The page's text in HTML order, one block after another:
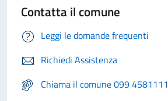
Contatta il comune
Leggi le domande frequenti
Richiedi Assistenza
Chiama il comune 099 4581111